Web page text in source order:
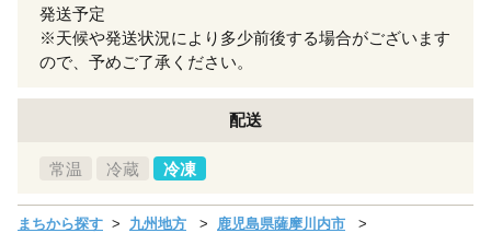
発送予定
※天候や発送状況により多少前後する場合がございます
ので、予めご了承ください。
配送
常温 冷蔵 冷凍
まちから探す 九州地方
鹿児島県薩摩川内市